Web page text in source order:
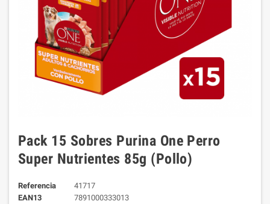
Pack 15 Sobres Purina One Perro
Super Nutrientes 85g (Pollo)
Referencia
41717
EAN13
7891000333013